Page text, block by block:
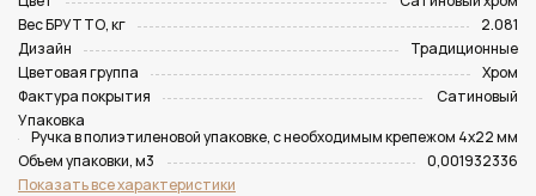
Вес БРУТТО, кг
2.081
Дизайн
Традиционные
Цветовая группа
Хром
Фактура покрытия
Сатиновый
Упаковка
Ручка в полиэтиленовой упаковке, с необходимым крепежом 4х22 мм
Объем упаковки, м3
0,001932336
Показать все характеристики